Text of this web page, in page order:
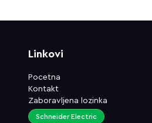
Linkovi
Pocetna
Kontakt
Zaboravljena lozinka
Schneider Electric